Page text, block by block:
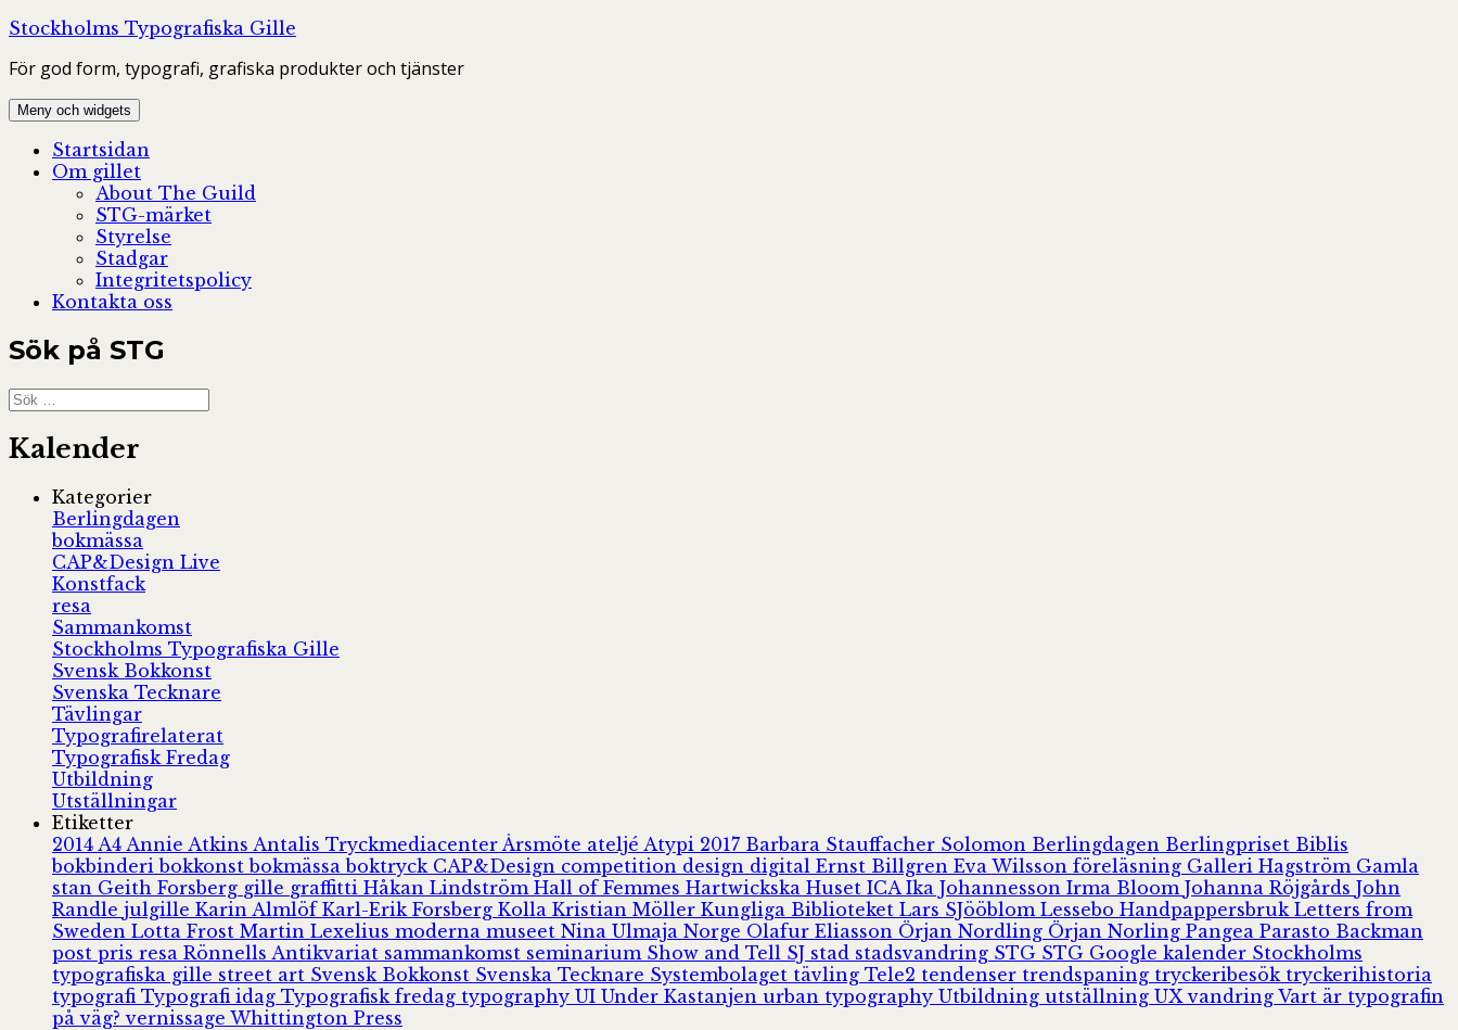
Hoppa
innehåll
Stockholms Typografiska Gille
För god form, typografi, grafiska produkter och tjänster
Meny och widgets
Startsidan
Om gillet
About The Guild
STG-märket
Styrelse
Stadgar
Integritetspolicy
Kontakta oss
Sök på STG
Sök
efter:
Kalender
Kategorier
Berlingdagen
bokmässa
CAP&Design Live
Konstfack
resa
Sammankomst
Stockholms Typografiska Gille
Svensk Bokkonst
Svenska Tecknare
Tävlingar
Typografirelaterat
Typografisk Fredag
Utbildning
Utställningar
Etiketter
2014 A4 Annie Atkins Antalis Tryckmediacenter Årsmöte ateljé Atypi 2017 Barbara Stauffacher Solomon Berlingdagen Berlingpriset Biblis
bokbinderibokkonstbokmässaboktryck CAP&Design competition design digital Ernst Billgren Eva Wilsson föreläsning Galleri Hagström Gamla
stan Geith Forsberg gille graffitti Håkan Lindström Hall of Femmes Hartwickska Huset ICA Ika Johannesson Irma Bloom Johanna Röjgårds John
Randle julgille Karin Almlöf Karl-Erik Forsberg Kolla Kristian Möller Kungliga Biblioteket Lars SJööblom Lessebo Handpappersbruk Letters from
Sweden Lotta Frost Martin Lexelius moderna museet Nina Ulmaja Norge Olafur Eliasson Örjan Nordling Örjan Norling Pangea Parasto Backman
post pris resa Rönnells Antikvariat sammankomst seminarium Show and Tell SJ stad stadsvandring STG STG Google kalender Stockholms
typografiska gille street art Svensk Bokkonst Svenska Tecknare Systembolaget tävling Tele2 tendenser trendspaning tryckeribesök tryckerihistoria
typografi Typografi idag Typografisk fredag typography UI Under Kastanjen urban typography Utbildning utställning UXvandring Vart är typografin
på väg?vernissage Whittington Press